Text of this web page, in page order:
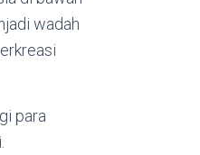
wadah
para